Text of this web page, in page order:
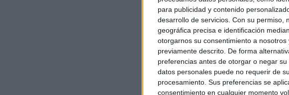
para publicidad y contenido
desarrollo de servicios. Con su permiso,
geográfica precisa e identificación
otorgarnos su consentimiento a
previamente descrito. De forma
preferencias antes de otorgar o negar su
datos personales puede no requerir de
procesamiento. Sus preferencias se
consentimiento en cualquier momento